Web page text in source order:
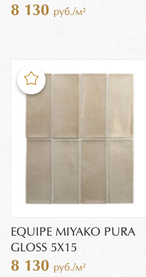
8 130 руб./м²
EQUIPE MIYAKO PURA
GLOSS 5X15
8 130 руб./м²